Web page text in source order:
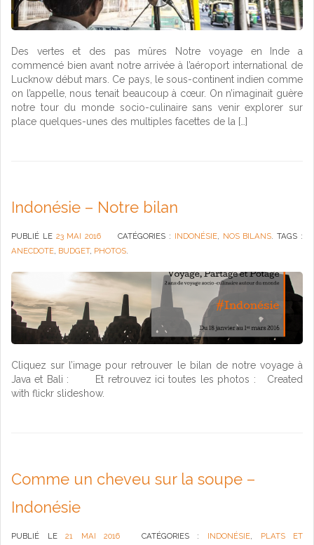
Des vertes et des pas mûres Notre voyage en Inde a
commencé bien avant notre arrivée à l’aéroport international de
Lucknow début mars. Ce pays, le sous-continent indien comme
on l’appelle, nous tenait beaucoup à cœur. On n’imaginait guère
notre tour du monde socio-culinaire sans venir explorer sur
place quelques-unes des multiples facettes de la […]
Indonésie – Notre bilan
PUBLIÉ LE 23 MAI 2016 CATÉGORIES : INDONÉSIE, NOS BILANS . TAGS :
ANECDOTE BUDGET, PHOTOS
Cliquez sur l’image pour retrouver le bilan de notre voyage à
Java et Bali : Et retrouvez ici toutes les photos : Created
with flickr slideshow.
Comme un cheveu sur la soupe –
Indonésie
PUBLIÉ LE21 MAI 2016 CATÉGORIES : INDONÉSIE,
PLATS ET